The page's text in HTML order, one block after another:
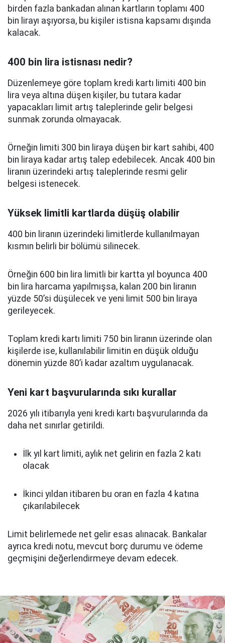
birden fazla bankadan alınan kartların toplamı 400
bin lirayı aşıyorsa, bu kişiler istisna kapsamı dışında
kalacak.
400 bin lira istisnası nedir?
Düzenlemeye göre toplam kredi kartı limiti 400 bin
lira veya altına düşen kişiler, bu tutara kadar
yapacakları limit artış taleplerinde gelir belgesi
sunmak zorunda olmayacak.
Örneğin limiti 300 bin liraya düşen bir kart sahibi, 400
bin liraya kadar artış talep edebilecek. Ancak 400 bin
liranın üzerindeki artış taleplerinde resmi gelir
belgesi istenecek.
Yüksek limitli kartlarda düşüş olabilir
400 bin liranın üzerindeki limitlerde kullanılmayan
kısmın belirli bir bölümü silinecek.
Örneğin 600 bin lira limitli bir kartta yıl boyunca 400
bin lira harcama yapılmışsa, kalan 200 bin liranın
yüzde 50’si düşülecek ve yeni limit 500 bin liraya
gerileyecek.
Toplam kredi kartı limiti 750 bin liranın üzerinde olan
kişilerde ise, kullanılabilir limitin en düşük olduğu
dönemin yüzde 80’i kadar azaltım uygulanacak.
Yeni kart başvurularında sıkı kurallar
2026 yılı itibarıyla yeni kredi kartı başvurularında da
daha net sınırlar getirildi.
İlk yıl kart limiti, aylık net gelirin en fazla 2 katı
olacak
İkinci yıldan itibaren bu oran en fazla 4 katına
çıkarılabilecek
Limit belirlemede net gelir esas alınacak. Bankalar
ayrıca kredi notu, mevcut borç durumu ve ödeme
geçmişini değerlendirmeye devam edecek.